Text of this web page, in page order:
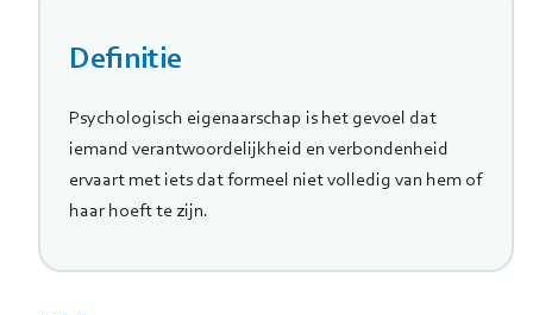
Definitie
Psychologisch eigenaarschap is het gevoel dat
iemand verantwoordelijkheid en verbondenheid
ervaart met iets dat formeel niet volledig van hem of
haar hoeft te zijn.